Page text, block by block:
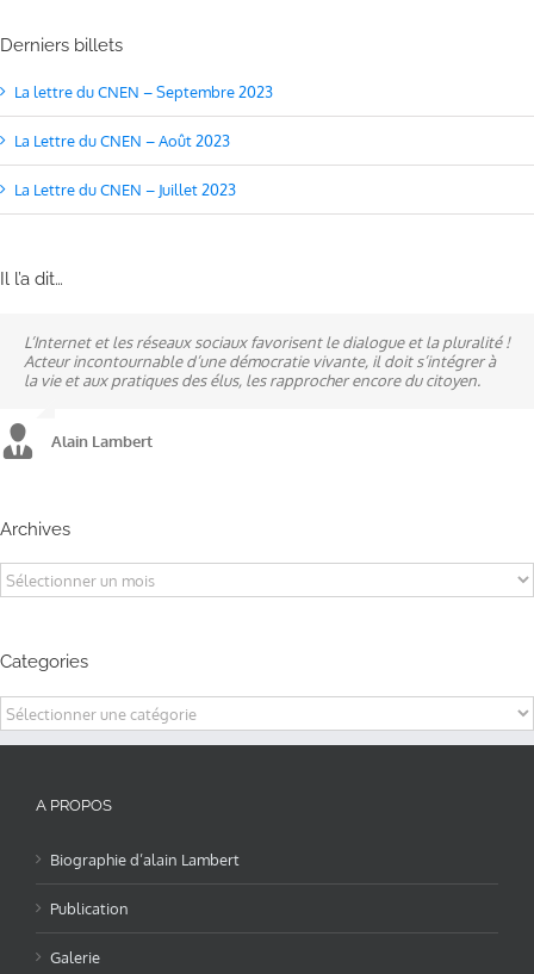
Derniers billets
La lettre du CNEN – Septembre 2023
La Lettre du CNEN – Août 2023
La Lettre du CNEN – Juillet 2023
Il l’a dit…
L’Internet et les réseaux sociaux favorisent le dialogue et la pluralité !
Acteur incontournable d’une démocratie vivante, il doit s’intégrer à
la vie et aux pratiques des élus, les rapprocher encore du citoyen.
Alain Lambert
Ne pas subir, mais construire son destin, telle est la philosophie qui
n’a cessé de mobiliser la ville d’Alençon, son agglomération et ses
élus.
Alain Lambert
A mes yeux, la politique est synonyme de service : un sénateur doit
être au service des élus et des communes comme un maire sait si bien
l’être au service des habitants.
Alain Lambert
Archives
Archives
Categories
Categories
A PROPOS
Biographie d’alain Lambert
Publication
Galerie